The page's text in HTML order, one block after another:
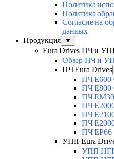
Политика
Политика
Согласие на
данных
Продукция
▼
Eura Drives ПЧ и
Обзор ПЧ и
ПЧ Eura Drives
ПЧ E600
ПЧ E800
ПЧ
ПЧ
ПЧ
ПЧ
ПЧ EP66
УПП Eura
УПП